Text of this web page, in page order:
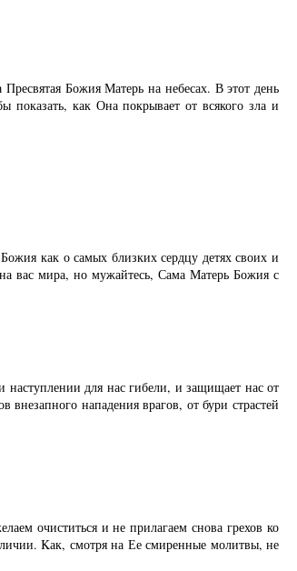
Божия Матерь на небесах. В этот день
как Она покрывает от всякого зла и
как о самых близких сердцу детях своих и
вас мира, но мужайтесь, Сама Матерь Божия с
для нас гибели, и защищает нас от
нападения врагов, от бури страстей
очиститься и не прилагаем снова грехов ко
Kак, смотря на Ее смиренные молитвы, не